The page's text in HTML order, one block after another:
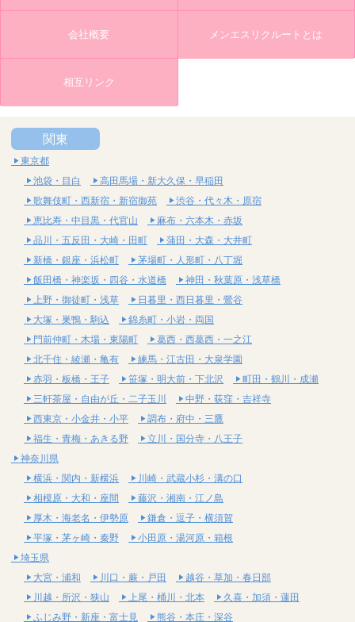
会社概要 メンエスリクルートとは
相互リンク
関東
東京都
池袋・目白
高田馬場・新大久保・早稲田
歌舞伎町・西新宿・新宿御苑
渋谷・代々木・原宿
恵比寿・中目黒・代官山
麻布・六本木・赤坂
品川・五反田・大崎・田町
蒲田・大森・大井町
新橋・銀座・浜松町
茅場町・人形町・八丁堀
飯田橋・神楽坂・四谷・水道橋
神田・秋葉原・浅草橋
上野・御徒町・浅草
日暮里・西日暮里・鶯谷
大塚・巣鴨・駒込
錦糸町・小岩・両国
門前仲町・木場・東陽町
葛西・西葛西・一之江
北千住・綾瀬・亀有
練馬・江古田・大泉学園
赤羽・板橋・王子
笹塚・明大前・下北沢
町田・鶴川・成瀬
三軒茶屋・自由が丘・二子玉川
中野・荻窪・吉祥寺
西東京・小金井・小平
調布・府中・三鷹
福生・青梅・あきる野
立川・国分寺・八王子
神奈川県
横浜・関内・新横浜
川崎・武蔵小杉・溝の口
相模原・大和・座間
藤沢・湘南・江ノ島
厚木・海老名・伊勢原
鎌倉・逗子・横須賀
平塚・茅ヶ崎・秦野
小田原・湯河原・箱根
埼玉県
大宮・浦和
川口・蕨・戸田
越谷・草加・春日部
川越・所沢・狭山
上尾・桶川・北本
久喜・加須・蓮田
ふじみ野・新座・富士見
熊谷・本庄・深谷